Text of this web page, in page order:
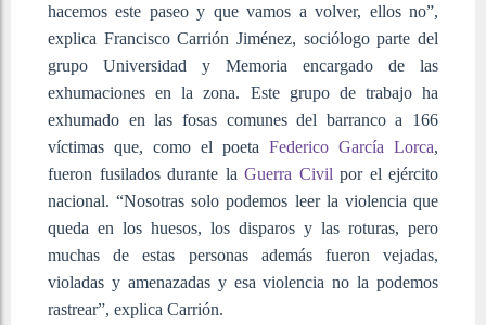
hacemos este paseo y que vamos a volver, ellos no”,
explica Francisco Carrión Jiménez, sociólogo parte del
grupo Universidad y Memoria encargado de las
exhumaciones en la zona. Este grupo de trabajo ha
exhumado en las fosas comunes del barranco a 166
víctimas que, como el poeta Federico García Lorca,
fueron fusilados durante la Guerra Civil por el ejército
nacional. “Nosotras solo podemos leer la violencia que
queda en los huesos, los disparos y las roturas, pero
muchas de estas personas además fueron vejadas,
violadas y amenazadas y esa violencia no la podemos
rastrear”, explica Carrión.